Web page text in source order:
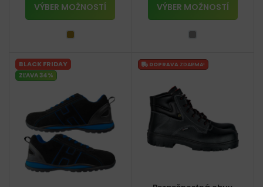
VÝBER MOŽNOSTÍ VÝBER MOŽNOSTÍ
BLACK FRIDAY
ZĽAVA 34%
DOPRAVA ZDARMA!